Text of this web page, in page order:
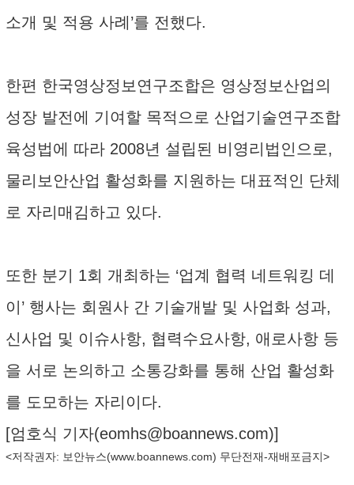
소개 및 적용 사례’를 전했다.
한편 한국영상정보연구조합은 영상정보산업의
성장 발전에 기여할 목적으로 산업기술연구조합
육성법에 따라 2008년 설립된 비영리법인으로,
물리보안산업 활성화를 지원하는 대표적인 단체
로 자리매김하고 있다.
또한 분기 1회 개최하는 ‘업계 협력 네트워킹 데
이’ 행사는 회원사 간 기술개발 및 사업화 성과,
신사업 및 이슈사항, 협력수요사항, 애로사항 등
을 서로 논의하고 소통강화를 통해 산업 활성화
를 도모하는 자리이다.
[엄호식 기자(eomhs@boannews.com)]
<저작권자: 보안뉴스(www.boannews.com) 무단전재-재배포금지>